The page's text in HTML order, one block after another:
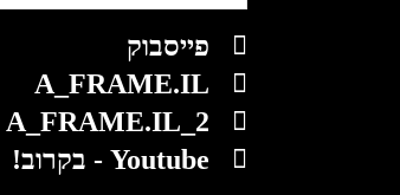
פייסבוק
A_FRAME.IL
A_FRAME.IL_2 - יד2
Youtube - בקרוב!